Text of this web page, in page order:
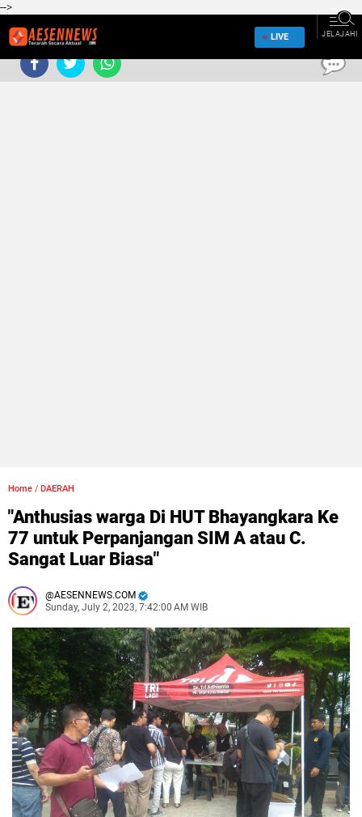
-->
LIVE JELAJAHI
Home / DAERAH
"Anthusias warga Di HUT Bhayangkara Ke
77 untuk Perpanjangan SIM A atau C.
Sangat Luar Biasa"
AESENNEWS.COM
Sunday, July 2, 2023, 7:42:00 AM WIB